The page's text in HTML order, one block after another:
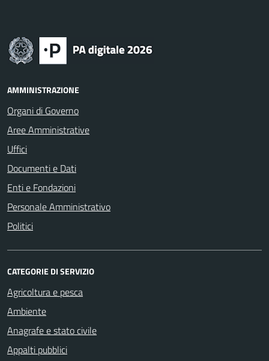
AMMINISTRAZIONE
Organi di Governo
Aree Amministrative
Uffici
Documenti e Dati
Enti e Fondazioni
Personale Amministrativo
Politici
CATEGORIE DI SERVIZIO
Agricoltura e pesca
Ambiente
Anagrafe e stato civile
Appalti pubblici